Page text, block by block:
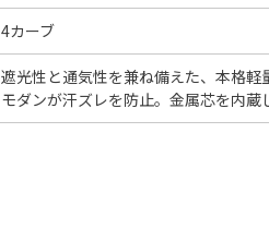
4カーブ
遮光性と通気性を兼ね備えた、本格
モダンが汗ズレを防止。金属芯を内蔵